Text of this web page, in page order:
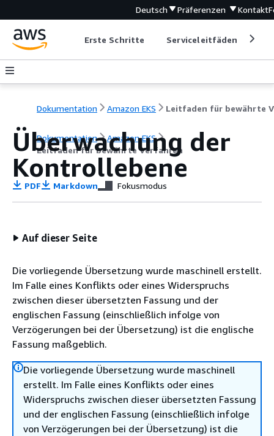
Deutsch Präferenzen Kontakt
Erste Schritte Serviceleitfäden
Dokumentation Amazon EKS
Dokumentation
Amazon EKS
Leitfaden für bewährte Verfahren
Überwachung der
Kontrollebene
PDF Markdown Fokusmodus
Auf dieser Seite
Die vorliegende Übersetzung wurde maschinell erstellt.
Im Falle eines Konflikts oder eines Widerspruchs
zwischen dieser übersetzten Fassung und der
englischen Fassung (einschließlich infolge von
Verzögerungen bei der Übersetzung) ist die englische
Fassung maßgeblich.
Die vorliegende Übersetzung wurde maschinell
erstellt. Im Falle eines Konflikts oder eines
Widerspruchs zwischen dieser übersetzten Fassung
und der englischen Fassung (einschließlich infolge
von Verzögerungen bei der Übersetzung) ist die